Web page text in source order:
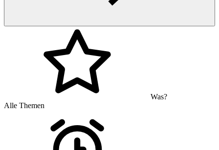
Was?
Alle Themen